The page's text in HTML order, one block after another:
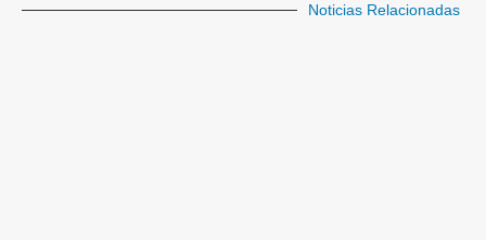
Noticias Relacionadas